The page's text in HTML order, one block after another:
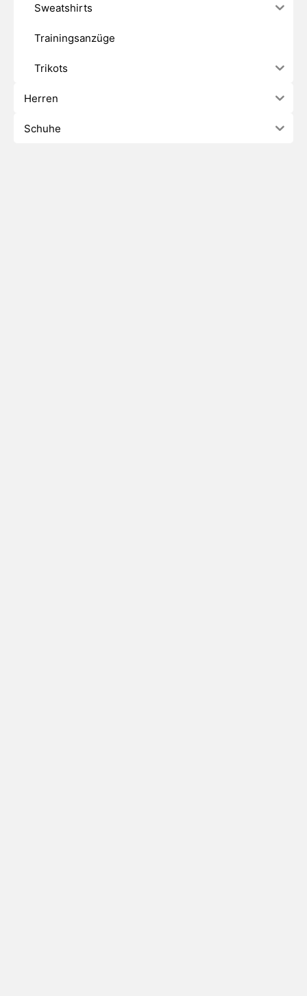
Sweatshirts
Trainingsanzüge
Trikots
Herren
Schuhe